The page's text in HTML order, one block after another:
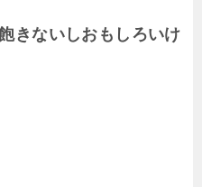
きないしおもしろいけ